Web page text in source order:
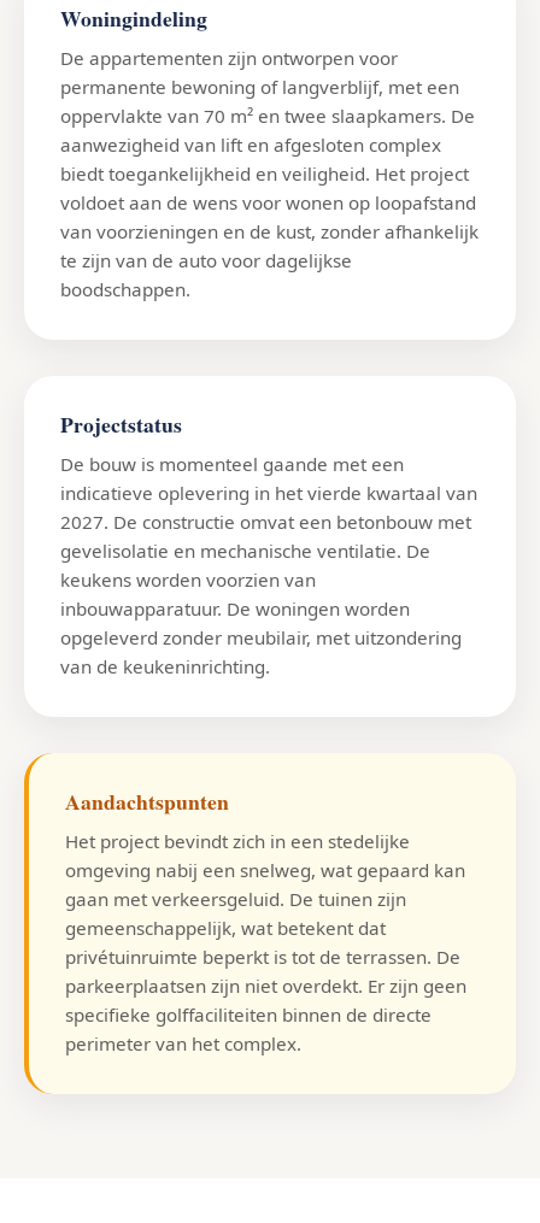
Woningindeling
De appartementen zijn ontworpen voor
permanente bewoning of langverblijf, met een
oppervlakte van 70 m² en twee slaapkamers. De
aanwezigheid van lift en afgesloten complex
biedt toegankelijkheid en veiligheid. Het project
voldoet aan de wens voor wonen op loopafstand
van voorzieningen en de kust, zonder afhankelijk
te zijn van de auto voor dagelijkse
boodschappen.
Projectstatus
De bouw is momenteel gaande met een
indicatieve oplevering in het vierde kwartaal van
2027. De constructie omvat een betonbouw met
gevelisolatie en mechanische ventilatie. De
keukens worden voorzien van
inbouwapparatuur. De woningen worden
opgeleverd zonder meubilair, met uitzondering
van de keukeninrichting.
Aandachtspunten
Het project bevindt zich in een stedelijke
omgeving nabij een snelweg, wat gepaard kan
gaan met verkeersgeluid. De tuinen zijn
gemeenschappelijk, wat betekent dat
privétuinruimte beperkt is tot de terrassen. De
parkeerplaatsen zijn niet overdekt. Er zijn geen
specifieke golffaciliteiten binnen de directe
perimeter van het complex.